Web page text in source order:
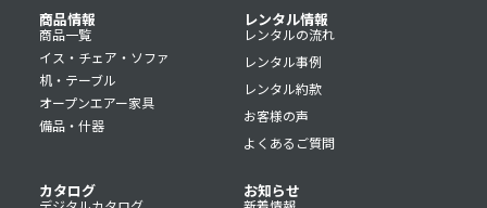
商品情報
商品一覧
イス・チェア・ソファ
机・テーブル
オープンエアー家具
備品・什器
レンタル情報
レンタルの流れ
レンタル事例
レンタル約款
お客様の声
よくあるご質問
カタログ お知らせ